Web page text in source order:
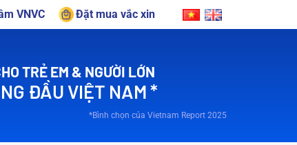
VNVC Đặt mua vắc xin
TRẺ EM & NGƯỜI LỚN
ĐẦU VIỆT NAM *
*Bình chọn của Vietnam Report 2025